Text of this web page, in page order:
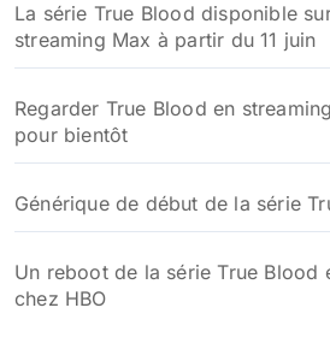
La série True Blood disponible
streaming Max à partir du 11 juin
Regarder True Blood en
pour bientôt
Générique de début de la série
Un reboot de la série True Blood
chez HBO